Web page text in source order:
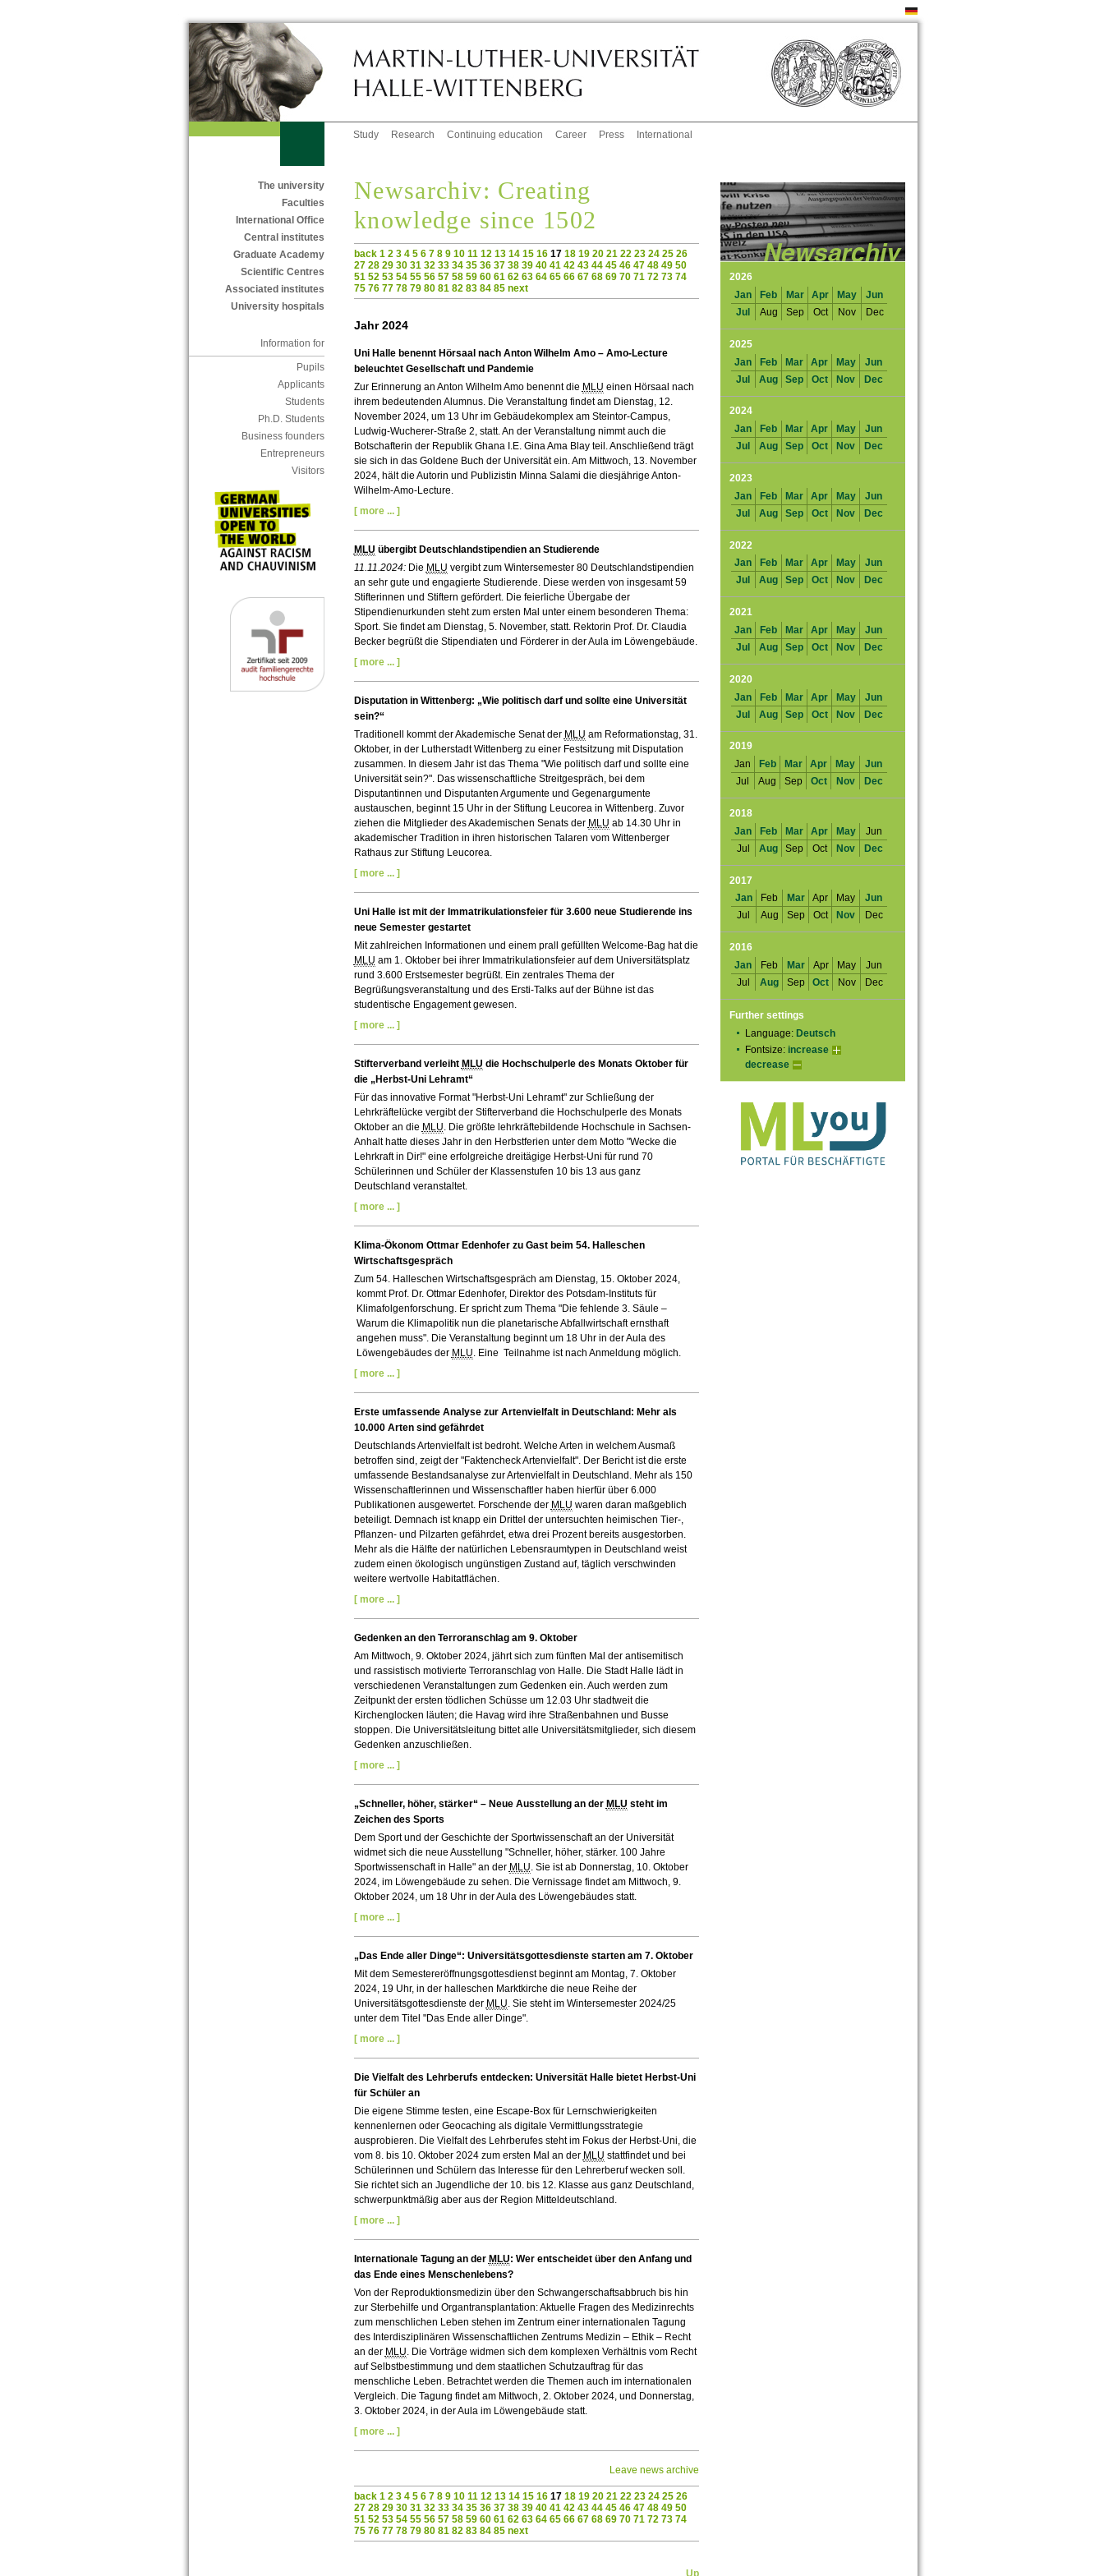
Study Research Continuing education Career Press International
The university
Faculties
International Office
Central institutes
Graduate Academy
Scientific Centres
Associated institutes
University hospitals
Information for
Pupils
Applicants
Students
Ph.D. Students
Business founders
Entrepreneurs
Visitors
2026
Jan
Feb Mar Apr May
Jun
Jul
Aug Sep Oct Nov Dec
2025
Jan
Feb Mar Apr May
Jun
Jul
Aug Sep Oct Nov Dec
2024
Jan
Feb Mar Apr May
Jun
Jul
Aug Sep Oct Nov Dec
2023
Jan
Feb Mar Apr May
Jun
Jul
Aug Sep Oct Nov Dec
2022
Jan
Feb Mar Apr May
Jun
Jul
Aug Sep Oct Nov Dec
2021
Jan
Feb Mar Apr May
Jun
Jul
Aug Sep Oct Nov Dec
2020
Jan
Feb Mar Apr May
Jun
Jul
Aug Sep Oct Nov Dec
2019
Jan
Feb Mar Apr May
Jun
Jul
Aug Sep Oct Nov Dec
2018
Jan
Feb Mar Apr May
Jun
Jul
Aug Sep Oct Nov Dec
2017
Jan
Feb Mar Apr May
Jun
Jul
Aug Sep Oct Nov Dec
2016
Jan
Feb Mar Apr May
Jun
Jul
Aug Sep Oct Nov Dec
Further settings
Language: Deutsch
Fontsize: increase
decrease
Newsarchiv: Creating
knowledge since 1502
back 1 2 3 4 5 6 7 8 9 10 11 12 13 14 15 1617 18 19 20 21 22 23 24 25 26
27 28 29 30 31 32 33 34 35 36 37 38 39 40 41 42 43 44 45 46 47 48 49 50
51 52 53 54 55 56 57 58 59 60 61 62 63 64 65 66 67 68 69 70 71 72 73 74
75 76 77 78 79 80 81 82 83 84 85 next
Jahr 2024
Uni Halle benennt Hörsaal nach Anton Wilhelm Amo – Amo-Lecture
beleuchtet Gesellschaft und Pandemie
Zur Erinnerung an Anton Wilhelm Amo benennt die MLU einen Hörsaal nach
ihrem bedeutenden Alumnus. Die Veranstaltung findet am Dienstag, 12.
November 2024, um 13 Uhr im Gebäudekomplex am Steintor-Campus,
Ludwig-Wucherer-Straße 2, statt. An der Veranstaltung nimmt auch die
Botschafterin der Republik Ghana I.E. Gina Ama Blay teil. Anschließend trägt
sie sich in das Goldene Buch der Universität ein. Am Mittwoch, 13. November
2024, hält die Autorin und Publizistin Minna Salami die diesjährige Anton-
Wilhelm-Amo-Lecture.
[ more ... ]
MLU übergibt Deutschlandstipendien an Studierende
11.11.2024: Die MLU vergibt zum Wintersemester 80 Deutschlandstipendien
an sehr gute und engagierte Studierende. Diese werden von insgesamt 59
Stifterinnen und Stiftern gefördert. Die feierliche Übergabe der
Stipendienurkunden steht zum ersten Mal unter einem besonderen Thema:
Sport. Sie findet am Dienstag, 5. November, statt. Rektorin Prof. Dr. Claudia
Becker begrüßt die Stipendiaten und Förderer in der Aula im Löwengebäude.
[ more ... ]
Disputation in Wittenberg: „Wie politisch darf und sollte eine Universität
sein?“
Traditionell kommt der Akademische Senat der MLU am Reformationstag, 31.
Oktober, in der Lutherstadt Wittenberg zu einer Festsitzung mit Disputation
zusammen. In diesem Jahr ist das Thema "Wie politisch darf und sollte eine
Universität sein?". Das wissenschaftliche Streitgespräch, bei dem
Disputantinnen und Disputanten Argumente und Gegenargumente
austauschen, beginnt 15 Uhr in der Stiftung Leucorea in Wittenberg. Zuvor
ziehen die Mitglieder des Akademischen Senats der MLU ab 14.30 Uhr in
akademischer Tradition in ihren historischen Talaren vom Wittenberger
Rathaus zur Stiftung Leucorea.
[ more ... ]
Uni Halle ist mit der Immatrikulationsfeier für 3.600 neue Studierende ins
neue Semester gestartet
Mit zahlreichen Informationen und einem prall gefüllten Welcome-Bag hat die
MLU am 1. Oktober bei ihrer Immatrikulationsfeier auf dem Universitätsplatz
rund 3.600 Erstsemester begrüßt. Ein zentrales Thema der
Begrüßungsveranstaltung und des Ersti-Talks auf der Bühne ist das
studentische Engagement gewesen.
[ more ... ]
Stifterverband verleiht MLU die Hochschulperle des Monats Oktober für
die „Herbst-Uni Lehramt“
Für das innovative Format "Herbst-Uni Lehramt" zur Schließung der
Lehrkräftelücke vergibt der Stifterverband die Hochschulperle des Monats
Oktober an die MLU. Die größte lehrkräftebildende Hochschule in Sachsen-
Anhalt hatte dieses Jahr in den Herbstferien unter dem Motto "Wecke die
Lehrkraft in Dir!" eine erfolgreiche dreitägige Herbst-Uni für rund 70
Schülerinnen und Schüler der Klassenstufen 10 bis 13 aus ganz
Deutschland veranstaltet.
[ more ... ]
Klima-Ökonom Ottmar Edenhofer zu Gast beim 54. Halleschen
Wirtschaftsgespräch
Zum 54. Halleschen Wirtschaftsgespräch am Dienstag, 15. Oktober 2024,
kommt Prof. Dr. Ottmar Edenhofer, Direktor des Potsdam-Instituts für
Klimafolgenforschung. Er spricht zum Thema "Die fehlende 3. Säule –
Warum die Klimapolitik nun die planetarische Abfallwirtschaft ernsthaft
angehen muss". Die Veranstaltung beginnt um 18 Uhr in der Aula des
Löwengebäudes der MLU. Eine Teilnahme ist nach Anmeldung möglich.
[ more ... ]
Erste umfassende Analyse zur Artenvielfalt in Deutschland: Mehr als
10.000 Arten sind gefährdet
Deutschlands Artenvielfalt ist bedroht. Welche Arten in welchem Ausmaß
betroffen sind, zeigt der "Faktencheck Artenvielfalt". Der Bericht ist die erste
umfassende Bestandsanalyse zur Artenvielfalt in Deutschland. Mehr als 150
Wissenschaftlerinnen und Wissenschaftler haben hierfür über 6.000
Publikationen ausgewertet. Forschende der MLU waren daran maßgeblich
beteiligt. Demnach ist knapp ein Drittel der untersuchten heimischen Tier-,
Pflanzen- und Pilzarten gefährdet, etwa drei Prozent bereits ausgestorben.
Mehr als die Hälfte der natürlichen Lebensraumtypen in Deutschland weist
zudem einen ökologisch ungünstigen Zustand auf, täglich verschwinden
weitere wertvolle Habitatflächen.
[ more ... ]
Gedenken an den Terroranschlag am 9. Oktober
Am Mittwoch, 9. Oktober 2024, jährt sich zum fünften Mal der antisemitisch
und rassistisch motivierte Terroranschlag von Halle. Die Stadt Halle lädt in
verschiedenen Veranstaltungen zum Gedenken ein. Auch werden zum
Zeitpunkt der ersten tödlichen Schüsse um 12.03 Uhr stadtweit die
Kirchenglocken läuten; die Havag wird ihre Straßenbahnen und Busse
stoppen. Die Universitätsleitung bittet alle Universitätsmitglieder, sich diesem
Gedenken anzuschließen.
[ more ... ]
„Schneller, höher, stärker“ – Neue Ausstellung an der MLU steht im
Zeichen des Sports
Dem Sport und der Geschichte der Sportwissenschaft an der Universität
widmet sich die neue Ausstellung "Schneller, höher, stärker. 100 Jahre
Sportwissenschaft in Halle" an der MLU. Sie ist ab Donnerstag, 10. Oktober
2024, im Löwengebäude zu sehen. Die Vernissage findet am Mittwoch, 9.
Oktober 2024, um 18 Uhr in der Aula des Löwengebäudes statt.
[ more ... ]
„Das Ende aller Dinge“: Universitätsgottesdienste starten am 7. Oktober
Mit dem Semestereröffnungsgottesdienst beginnt am Montag, 7. Oktober
2024, 19 Uhr, in der halleschen Marktkirche die neue Reihe der
Universitätsgottesdienste der MLU. Sie steht im Wintersemester 2024/25
unter dem Titel "Das Ende aller Dinge".
[ more ... ]
Die Vielfalt des Lehrberufs entdecken: Universität Halle bietet Herbst-Uni
für Schüler an
Die eigene Stimme testen, eine Escape-Box für Lernschwierigkeiten
kennenlernen oder Geocaching als digitale Vermittlungsstrategie
ausprobieren. Die Vielfalt des Lehrberufes steht im Fokus der Herbst-Uni, die
vom 8. bis 10. Oktober 2024 zum ersten Mal an der MLU stattfindet und bei
Schülerinnen und Schülern das Interesse für den Lehrerberuf wecken soll.
Sie richtet sich an Jugendliche der 10. bis 12. Klasse aus ganz Deutschland,
schwerpunktmäßig aber aus der Region Mitteldeutschland.
[ more ... ]
Internationale Tagung an der MLU: Wer entscheidet über den Anfang und
das Ende eines Menschenlebens?
Von der Reproduktionsmedizin über den Schwangerschaftsabbruch bis hin
zur Sterbehilfe und Organtransplantation: Aktuelle Fragen des Medizinrechts
zum menschlichen Leben stehen im Zentrum einer internationalen Tagung
des Interdisziplinären Wissenschaftlichen Zentrums Medizin – Ethik – Recht
an der MLU. Die Vorträge widmen sich dem komplexen Verhältnis vom Recht
auf Selbstbestimmung und dem staatlichen Schutzauftrag für das
menschliche Leben. Betrachtet werden die Themen auch im internationalen
Vergleich. Die Tagung findet am Mittwoch, 2. Oktober 2024, und Donnerstag,
3. Oktober 2024, in der Aula im Löwengebäude statt.
[ more ... ]
Leave news archive
back 1 2 3 4 5 6 7 8 9 10 11 12 13 14 15 1617 18 19 20 21 22 23 24 25 26
27 28 29 30 31 32 33 34 35 36 37 38 39 40 41 42 43 44 45 46 47 48 49 50
51 52 53 54 55 56 57 58 59 60 61 62 63 64 65 66 67 68 69 70 71 72 73 74
75 76 77 78 79 80 81 82 83 84 85 next